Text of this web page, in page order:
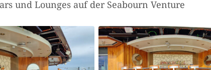
und Lounges auf der Seabourn Venture